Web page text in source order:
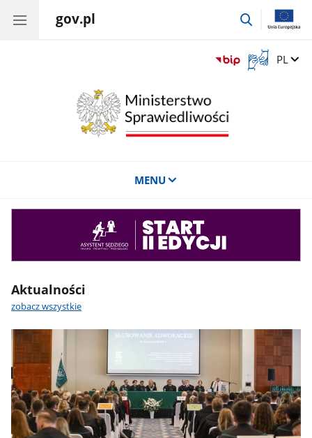
gov.pl
przejdź
Otwórz
okno
Zmień
PL
MENU
Aktualności
zobacz wszystkie